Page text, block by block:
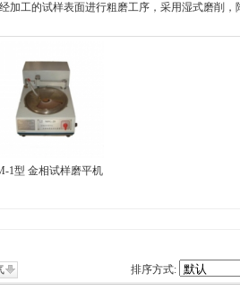
加工的试样表面进行粗磨工序，采用湿式磨削
1型 金相试样磨平机
排序方式: